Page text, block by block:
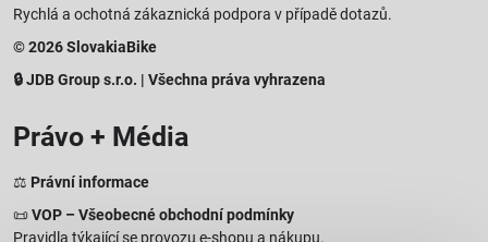
Rychlá a ochotná zákaznická podpora v případě dotazů.
© 2026 SlovakiaBike
🔒 JDB Group s.r.o. | Všechna práva vyhrazena
Právo + Média
⚖️ Právní informace
📜VOP – Všeobecné obchodní podmínky
Pravidla týkající se provozu e-shopu a nákupu.